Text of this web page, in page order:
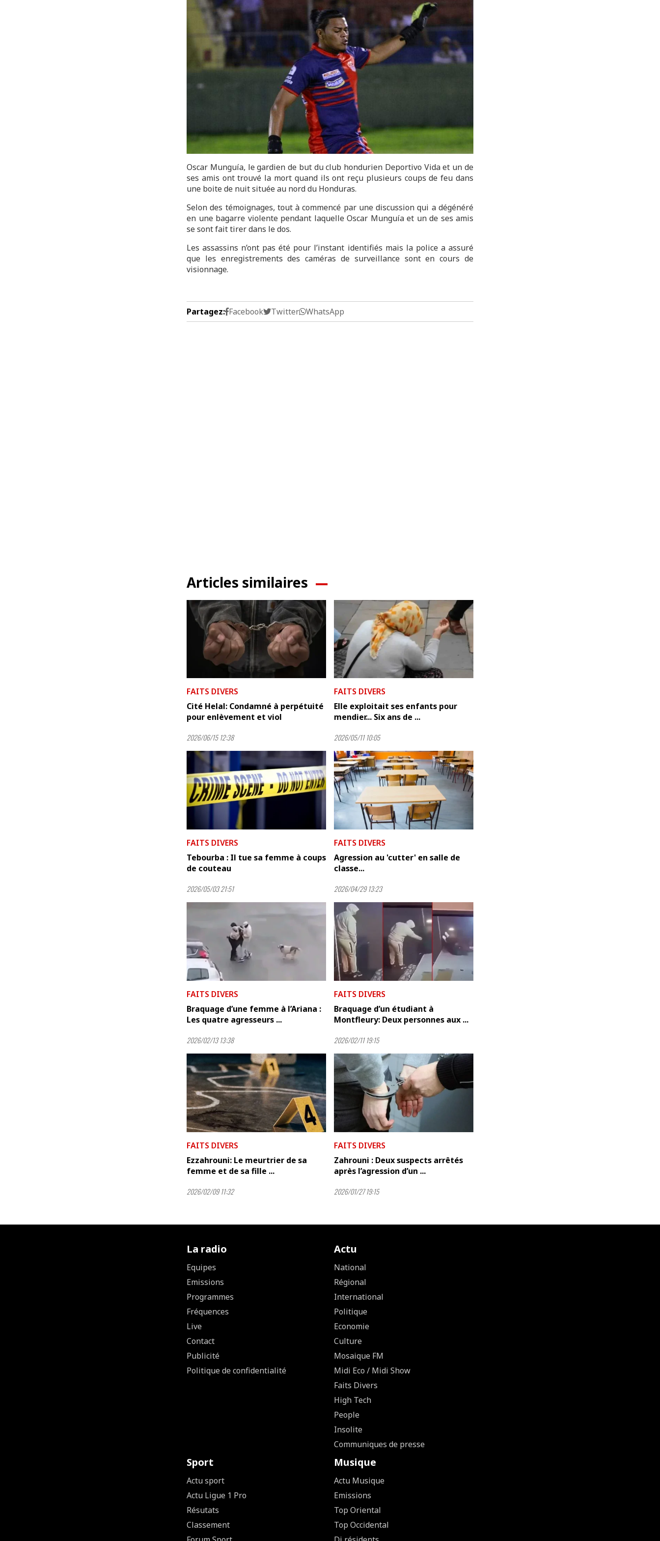
Oscar Munguía, le gardien de but du club hondurien Deportivo Vida et un de
ses amis ont trouvé la mort quand ils ont reçu plusieurs coups de feu dans
une boite de nuit située au nord du Honduras.
Selon des témoignages, tout à commencé par une discussion qui a dégénéré
en une bagarre violente pendant laquelle Oscar Munguía et un de ses amis
se sont fait tirer dans le dos.
Les assassins n’ont pas été pour l’instant identifiés mais la police a assuré
que les enregistrements des caméras de surveillance sont en cours de
visionnage.
Partagez: Facebook Twitter WhatsApp
Articles similaires
FAITS DIVERS
Cité Helal: Condamné à perpétuité
pour enlèvement et viol
2026/06/15 12:38
FAITS DIVERS
Elle exploitait ses enfants pour
mendier... Six ans de ...
2026/05/11 10:05
FAITS DIVERS
Tebourba : Il tue sa femme à coups
de couteau
2026/05/03 21:51
FAITS DIVERS
Agression au 'cutter' en salle de
classe...
2026/04/29 13:23
FAITS DIVERS
Braquage d’une femme à l’Ariana :
Les quatre agresseurs ...
2026/02/13 13:38
FAITS DIVERS
Braquage d’un étudiant à
Montfleury: Deux personnes aux ...
2026/02/11 19:15
FAITS DIVERS
Ezzahrouni: Le meurtrier de sa
femme et de sa fille ...
2026/02/09 11:32
FAITS DIVERS
Zahrouni : Deux suspects arrêtés
après l’agression d’un ...
2026/01/27 19:15
La radio
Equipes
Emissions
Programmes
Fréquences
Live
Contact
Publicité
Politique de confidentialité
Actu
National
Régional
International
Politique
Economie
Culture
Mosaique FM
Midi Eco / Midi Show
Faits Divers
High Tech
People
Insolite
Communiques de presse
Sport
Actu sport
Actu Ligue 1 Pro
Résutats
Classement
Musique
Actu Musique
Emissions
Top Oriental
Top Occidental